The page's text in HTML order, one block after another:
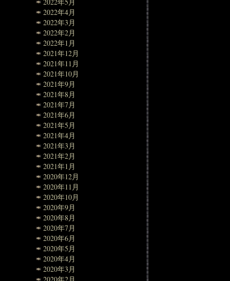
2022年4月
2022年3月
2022年2月
2022年1月
2021年12月
2021年11月
2021年10月
2021年9月
2021年8月
2021年7月
2021年6月
2021年5月
2021年4月
2021年3月
2021年2月
2021年1月
2020年12月
2020年11月
2020年10月
2020年9月
2020年8月
2020年7月
2020年6月
2020年5月
2020年4月
2020年3月